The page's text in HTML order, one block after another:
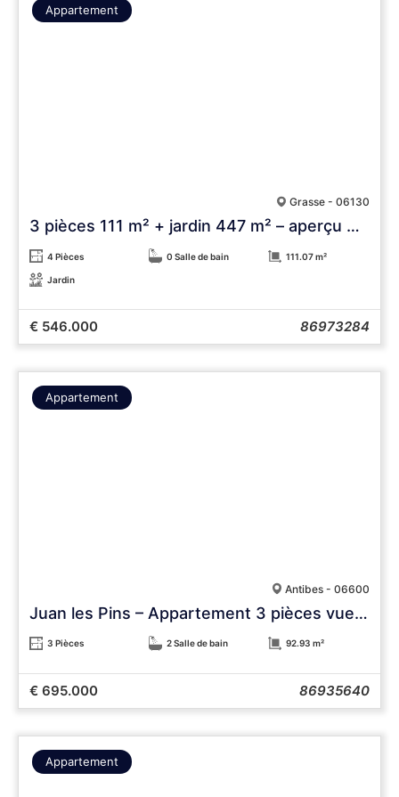
Appartement
Grasse - 06130
3 pièces 111 m² + jardin 447 m² – aperçu mer
4 Pièces 0 Salle de bain 111.07 m²
Jardin
€ 546.000 86973284
Appartement
Antibes - 06600
Juan les Pins – Appartement 3 pièces vue mer, 93 m², 5e étage, résidence de standing, garage
3 Pièces 2 Salle de bain 92.93 m²
€ 695.000 86935640
Appartement